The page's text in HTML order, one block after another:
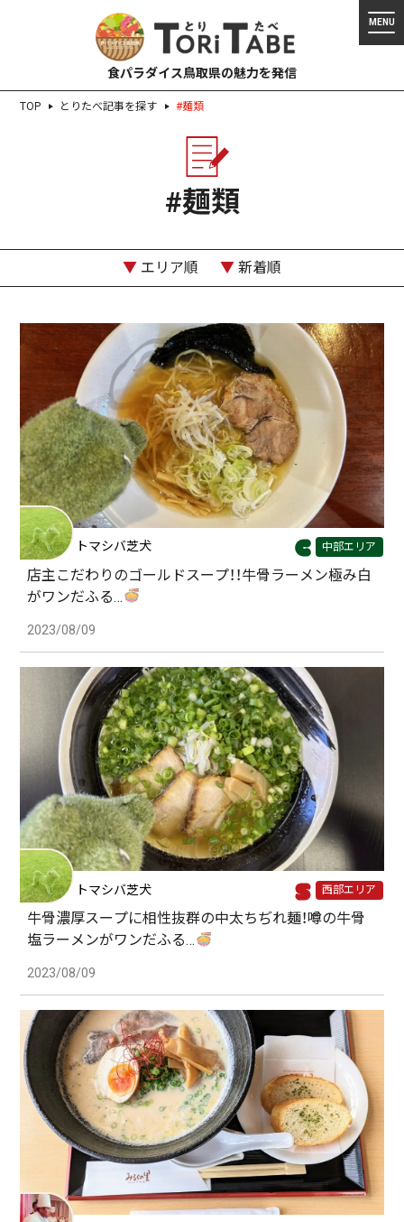
食パラダイス鳥取県の魅力を発信
TOP とりたべ記事を探す #麺類
#麺類
▼ エリア順 ▼ 新着順
トマシバ芝犬 中部エリア
店主こだわりのゴールドスープ！！牛骨ラーメン極み白
がワンだふる…
2023/08/09
トマシバ芝犬 西部エリア
牛骨濃厚スープに相性抜群の中太ちぢれ麺！噂の牛骨
塩ラーメンがワンだふる…
2023/08/09